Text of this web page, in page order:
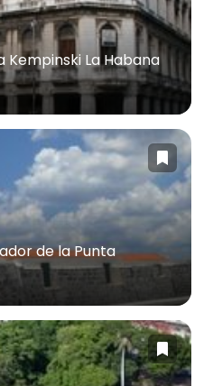
Kempinski La Habana
de la Punta